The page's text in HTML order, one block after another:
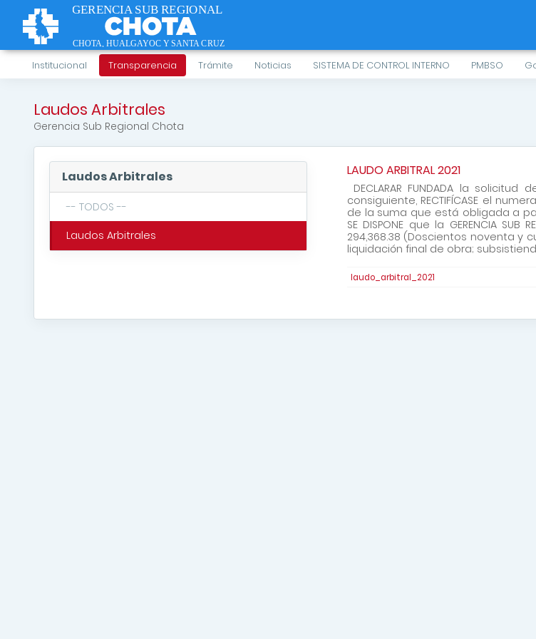
Institucional Transparencia Trámite Noticias SISTEMA DE CONTROL INTERNO PMBSO
Laudos Arbitrales
Gerencia Sub Regional Chota
Laudos Arbitrales
-- TODOS --
Laudos Arbitrales
LAUDO ARBITRAL 2021
DECLARAR FUNDADA la
consiguiente, RECTIFÍCASE el
de la suma que está obligada a
SE DISPONE que la GERENCIA
294,368.38 (Doscientos noventa y
liquidación final de obra;
laudo_arbitral_2021